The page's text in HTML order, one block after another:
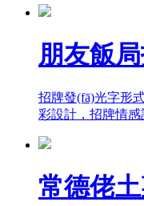
朋友飯
招牌發(fā)光字形式
彩設計，招牌情感設
常德佬